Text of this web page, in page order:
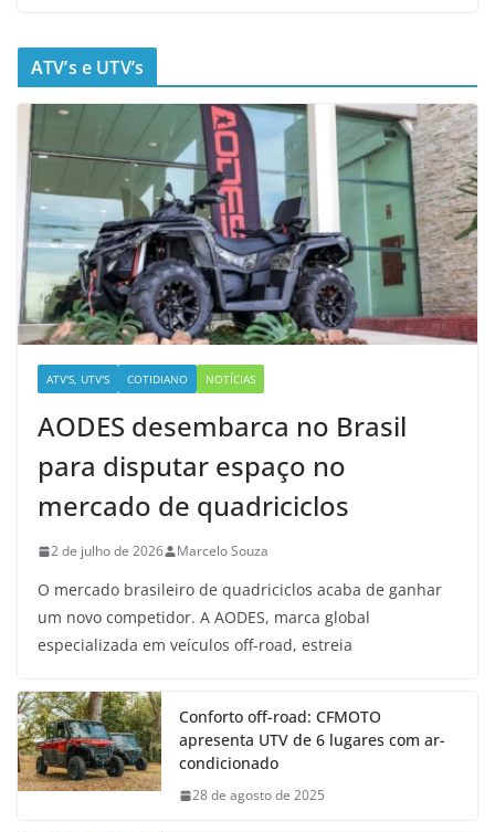
ATV’s e UTV’s
ATV'S, UTV'S COTIDIANO NOTÍCIAS
AODES desembarca no Brasil
para disputar espaço no
mercado de quadriciclos
2 de julho de 2026 Marcelo Souza
O mercado brasileiro de quadriciclos acaba de ganhar
um novo competidor. A AODES, marca global
especializada em veículos off-road, estreia
Conforto off-road: CFMOTO
apresenta UTV de 6 lugares com ar-
condicionado
28 de agosto de 2025